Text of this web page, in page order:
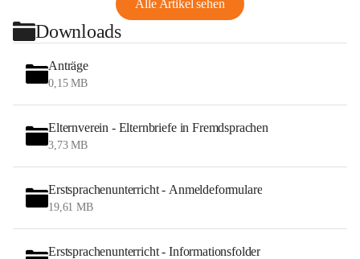
Alle Artikel sehen
Downloads
Anträge
0,15 MB
Elternverein - Elternbriefe in Fremdsprachen
3,73 MB
Erstsprachenunterricht - Anmeldeformulare
19,61 MB
Erstsprachenunterricht - Informationsfolder